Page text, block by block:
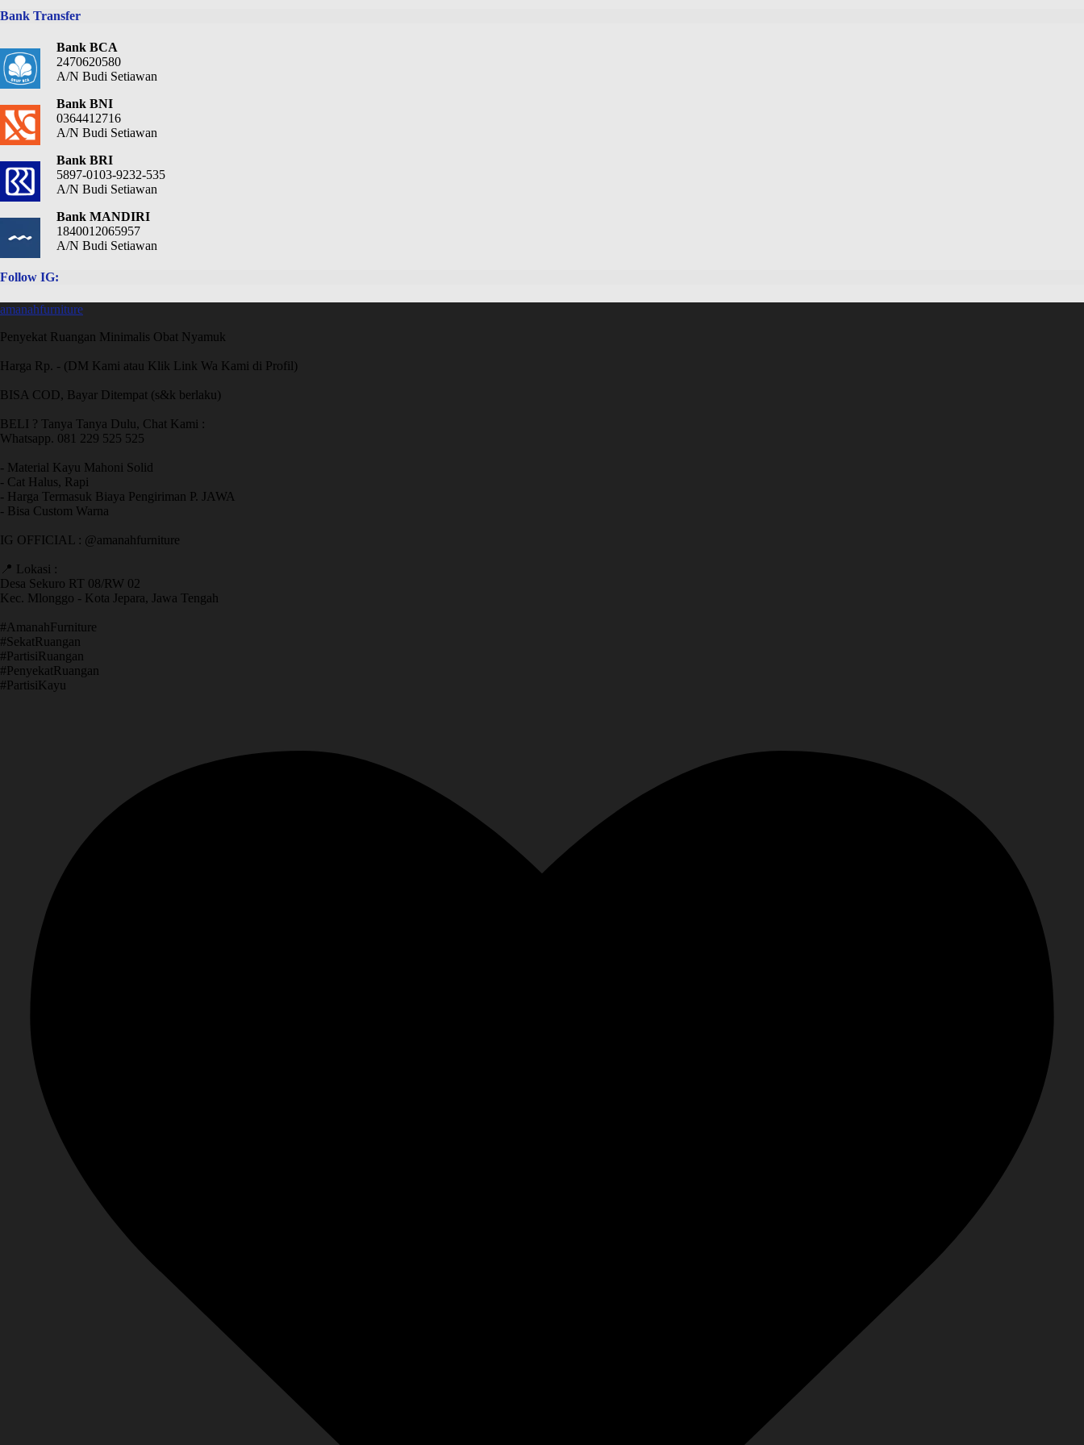
Bank Transfer
Bank BCA
2470620580
A/N Budi Setiawan
Bank BNI
0364412716
A/N Budi Setiawan
Bank BRI
5897-0103-9232-535
A/N Budi Setiawan
Bank MANDIRI
1840012065957
A/N Budi Setiawan
Follow IG:
amanahfurniture
Penyekat Ruangan Minimalis Obat Nyamuk
Harga Rp. - (DM Kami atau Klik Link Wa Kami di Profil)
BISA COD, Bayar Ditempat (s&k berlaku)
BELI ? Tanya Tanya Dulu, Chat Kami :
Whatsapp. 081 229 525 525
- Material Kayu Mahoni Solid
- Cat Halus, Rapi
- Harga Termasuk Biaya Pengiriman P. JAWA
- Bisa Custom Warna
IG OFFICIAL : @amanahfurniture
📍 Lokasi :
Desa Sekuro RT 08/RW 02
Kec. Mlonggo - Kota Jepara, Jawa Tengah
​#AmanahFurniture
​#SekatRuangan
​#PartisiRuangan
​#PenyekatRuangan
​#PartisiKayu